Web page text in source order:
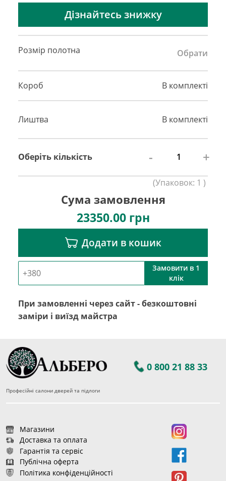
Дізнайтесь знижку
Розмір полотна Обрати
Короб В комплекті
Лиштва В комплекті
Оберіть кількість - +
(Упаковок: 1 )
Сума замовлення
23350.00грн
Додати в кошик
Замовити в 1
клік
При замовленні через сайт - безкоштовні
заміри і виїзд майстра
0 800 21 88 33
Професійні салони дверей та підлоги
Магазини
Доставка та оплата
Гарантія та сервіс
Публічна оферта
Політика конфіденційності